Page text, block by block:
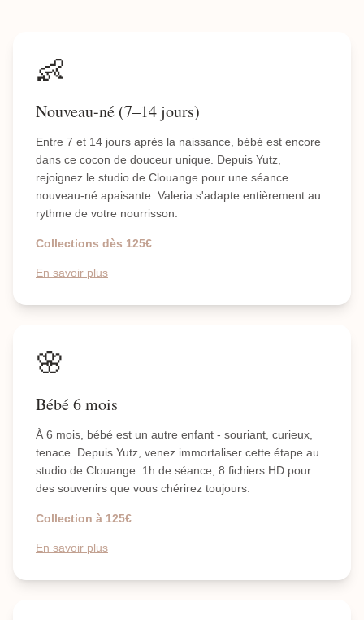
👶
Nouveau-né (7–14 jours)
Entre 7 et 14 jours après la naissance, bébé est encore
dans ce cocon de douceur unique. Depuis Yutz,
rejoignez le studio de Clouange pour une séance
nouveau-né apaisante. Valeria s'adapte entièrement au
rythme de votre nourrisson.
Collections dès 125€
En savoir plus
🌸
Bébé 6 mois
À 6 mois, bébé est un autre enfant - souriant, curieux,
tenace. Depuis Yutz, venez immortaliser cette étape au
studio de Clouange. 1h de séance, 8 fichiers HD pour
des souvenirs que vous chérirez toujours.
Collection à 125€
En savoir plus